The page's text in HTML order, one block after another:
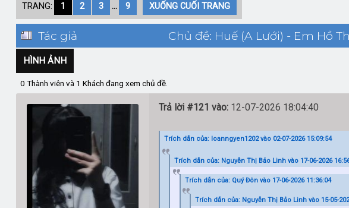
TRANG: 1 2 3 ... 9 XUỐNG CUỐI TRANG
Tác giả Chủ đề: Huế (A Lưới) - Em Hồ
HÌNH ẢNH
0 Thành viên và 1 Khách đang xem chủ đề.
Trả lời #121 vào:12-07-2026 18:04:40
Trích dẫn của: loanngyen1202 vào 02-07-2026 15:09:54
Trích dẫn của: Nguyễn Thị Bảo Linh vào 17-06-2026
Trích dẫn của: Quý Đôn vào 17-06-2026 11:36:04
Trích dẫn của: Nguyễn Thị Bảo Linh vào 15-05-